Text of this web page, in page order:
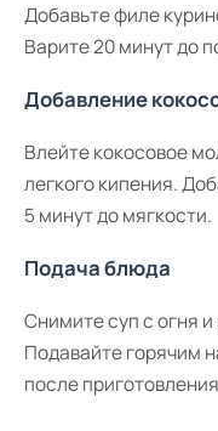
Добавьте филе
Варите 20 минут до
Добавление
Влейте кокосовое
легкого кипения.
5 минут до мягкости.
Подача блюда
Снимите суп с огня
Подавайте горячим
после